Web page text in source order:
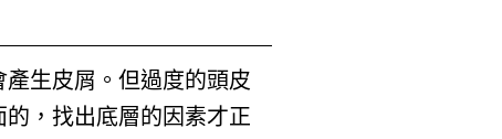
生皮屑。但過度的頭皮
，找出底層的因素才正